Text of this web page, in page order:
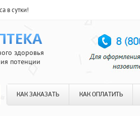
в сутки!
здоровья
потенции
КАК ЗАКАЗАТЬ КАК ОПЛАТИТЬ